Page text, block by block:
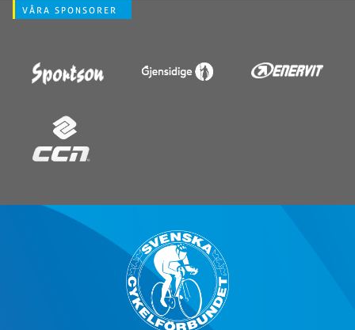
VÅRA SPONSORER